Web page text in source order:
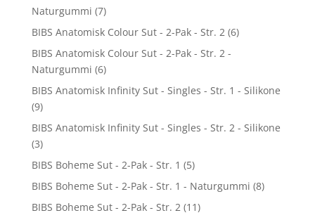
Naturgummi (7)
BIBS Anatomisk Colour Sut - 2-Pak - Str. 2 (6)
BIBS Anatomisk Colour Sut - 2-Pak - Str. 2 -
Naturgummi (6)
BIBS Anatomisk Infinity Sut - Singles - Str. 1 - Silikone
(9)
BIBS Anatomisk Infinity Sut - Singles - Str. 2 - Silikone
(3)
BIBS Boheme Sut - 2-Pak - Str. 1 (5)
BIBS Boheme Sut - 2-Pak - Str. 1 - Naturgummi (8)
BIBS Boheme Sut - 2-Pak - Str. 2 (11)